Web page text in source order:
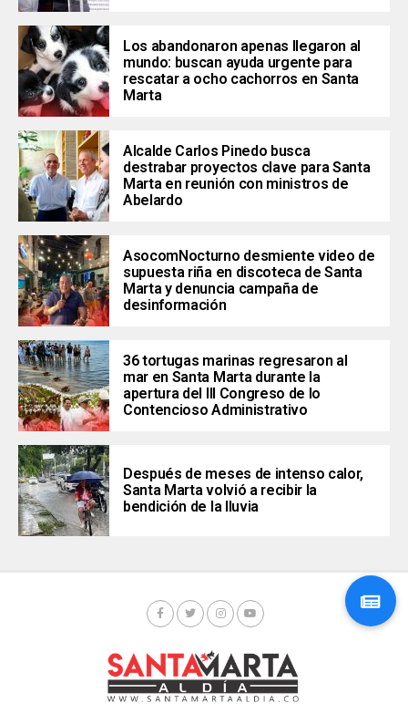
Los abandonaron apenas llegaron al
mundo: buscan ayuda urgente para
rescatar a ocho cachorros en Santa
Marta
Alcalde Carlos Pinedo busca
destrabar proyectos clave para Santa
Marta en reunión con ministros de
Abelardo
AsocomNocturno desmiente video de
supuesta riña en discoteca de Santa
Marta y denuncia campaña de
desinformación
36 tortugas marinas regresaron al
mar en Santa Marta durante la
apertura del III Congreso de lo
Contencioso Administrativo
Después de meses de intenso calor,
Santa Marta volvió a recibir la
bendición de la lluvia